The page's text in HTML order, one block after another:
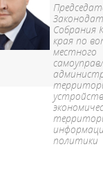
Собрания
края по
местного
политики